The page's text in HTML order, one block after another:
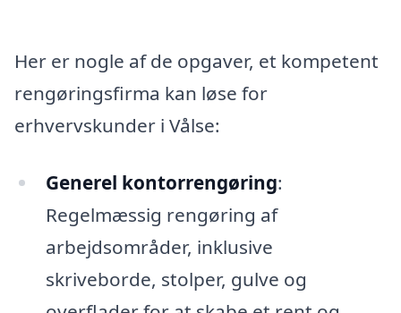
Her er nogle af de opgaver, et kompetent
rengøringsfirma kan løse for
erhvervskunder i Vålse:
Generel kontorrengøring:
Regelmæssig rengøring af
arbejdsområder, inklusive
skriveborde, stolper, gulve og